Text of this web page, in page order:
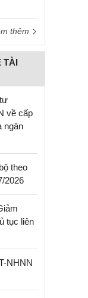
thêm
TÀI
về cấp
ngân
theo
2026
tục liên
NHNN